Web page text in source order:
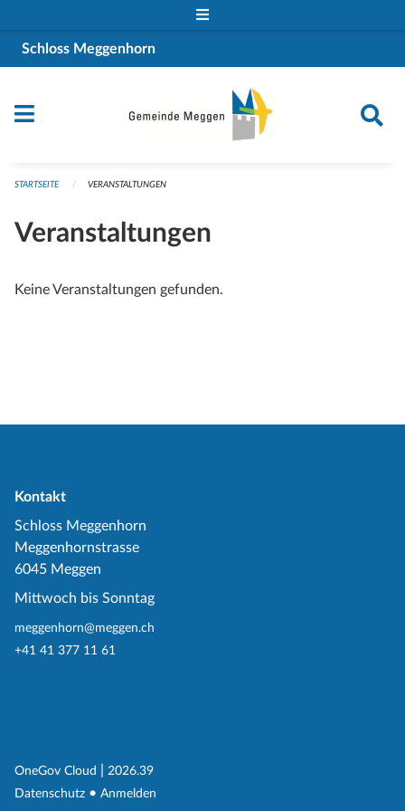
Schloss Meggenhorn
STARTSEITE VERANSTALTUNGEN
Veranstaltungen
Keine Veranstaltungen gefunden.
Kontakt
Schloss Meggenhorn
Meggenhornstrasse
6045 Meggen
Mittwoch bis Sonntag
meggenhorn@meggen.ch
+41 41 377 11 61
OneGov Cloud (External Link)
2026.39
Datenschutz (External Link)
Anmelden